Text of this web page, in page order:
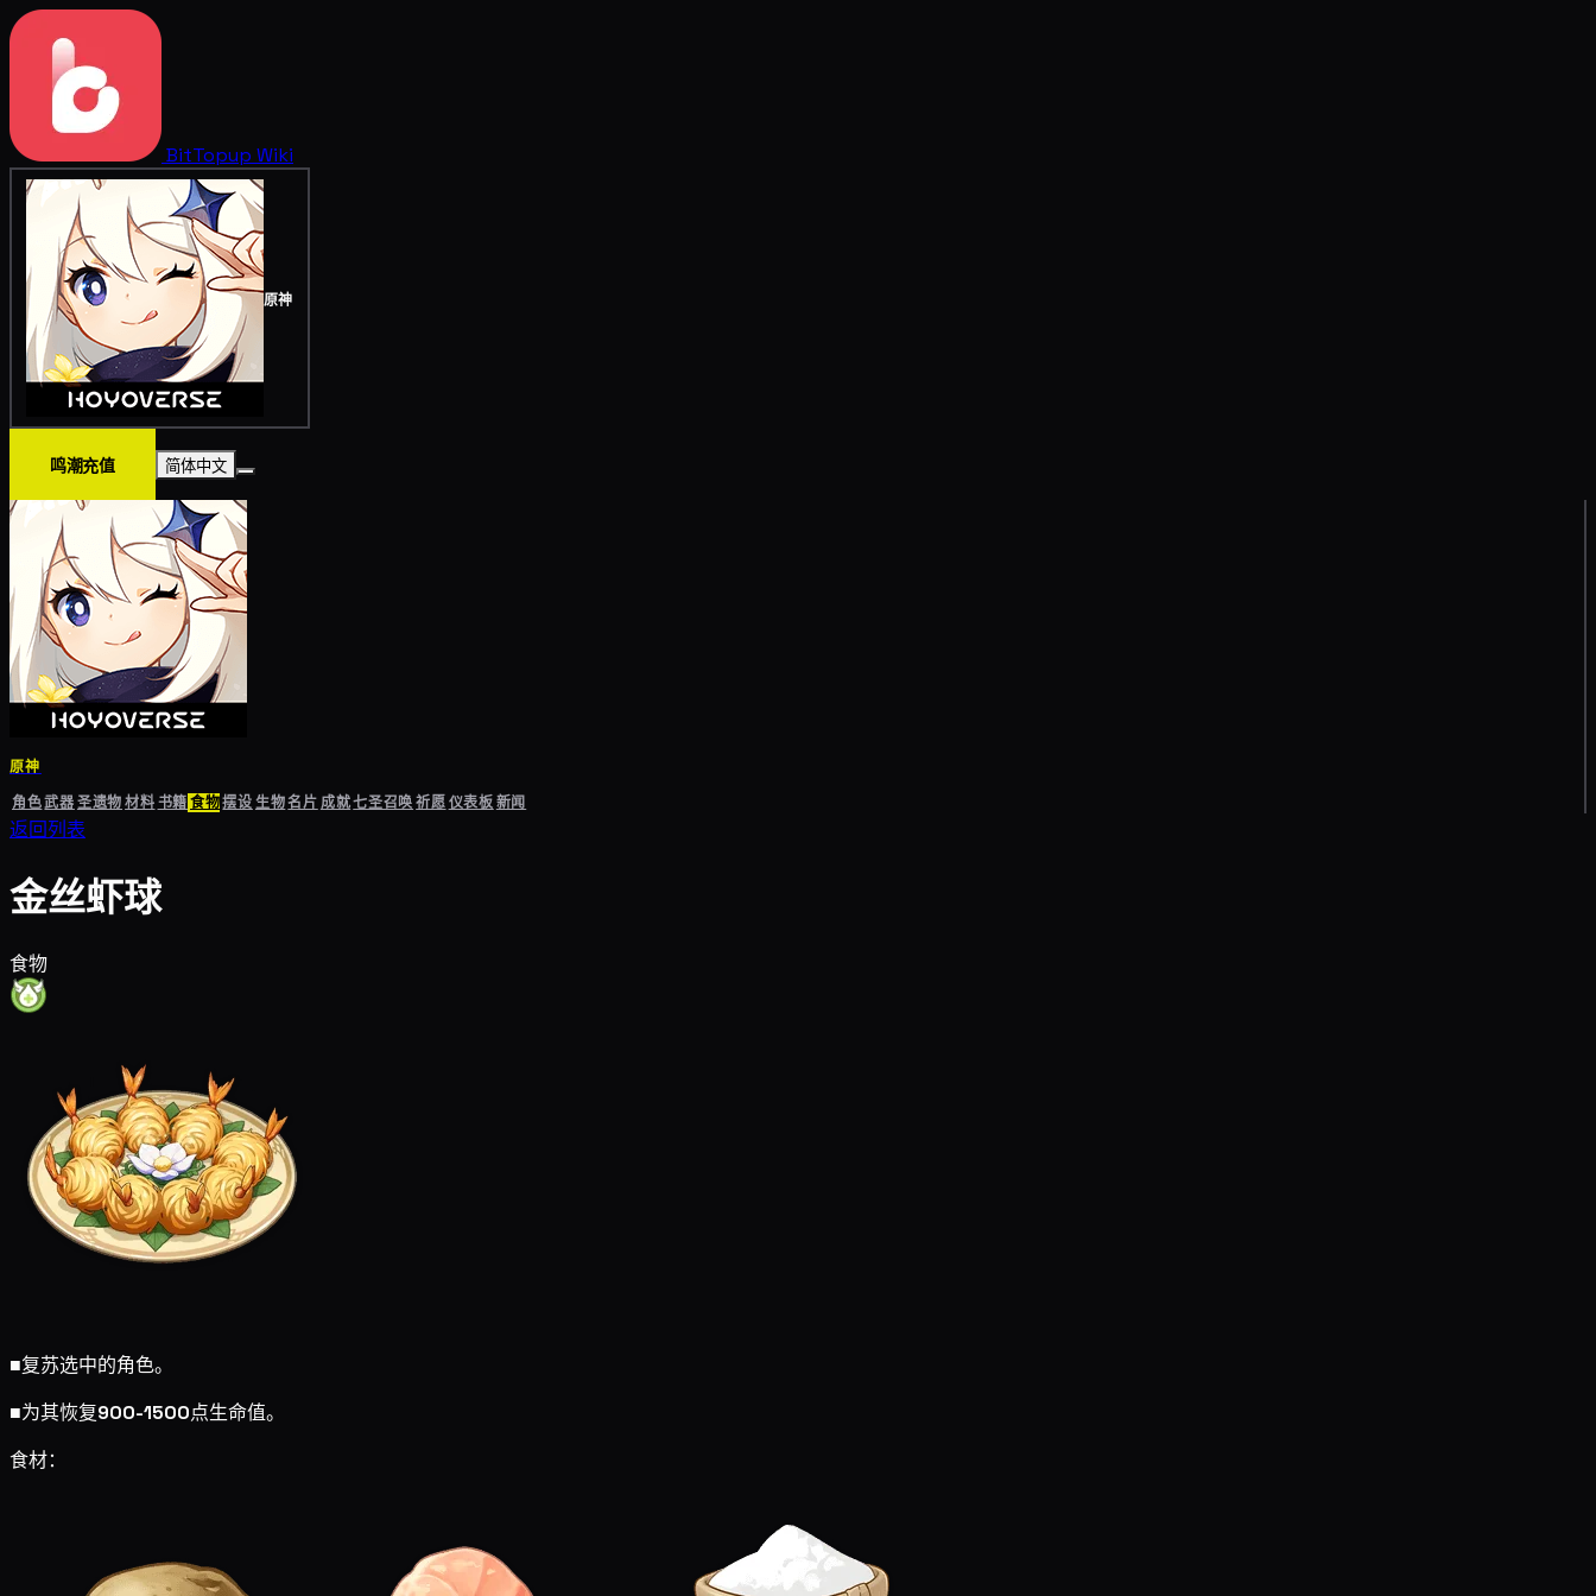
BitTopup Wiki
原神
鸣潮充值 简体中文
原神
角色武器圣遗物材料书籍食物摆设生物名片成就七圣召唤祈愿仪表板新闻
返回列表
金丝虾球
食物
■复苏选中的角色。
■为其恢复900-1500点生命值。
食材：